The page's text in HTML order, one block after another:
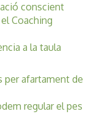
conscient
Coaching
a la taula
per afartament de
regular el pes